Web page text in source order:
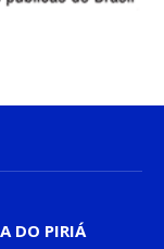
DO PIRIÁ